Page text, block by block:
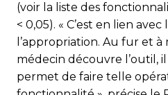
(voir la liste des
< 0,05). « C’est en lien
l’appropriation. Au fur et
médecin découvre l’outil, il
permet de faire telle